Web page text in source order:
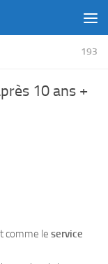
193
10 ans +
comme le service